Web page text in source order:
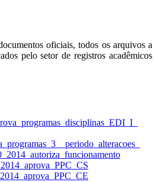
oficiais, todos os arquivos a
pelo setor de registros acadêmicos